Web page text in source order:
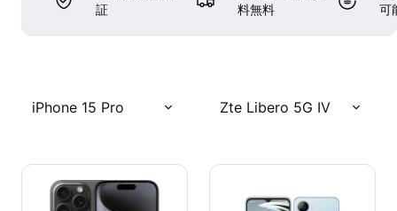
証
料無料
可
iPhone 15 Pro Zte Libero 5G IV